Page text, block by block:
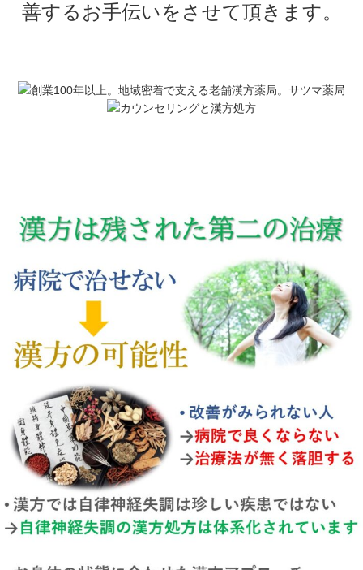
善するお手伝いをさせて頂きます。